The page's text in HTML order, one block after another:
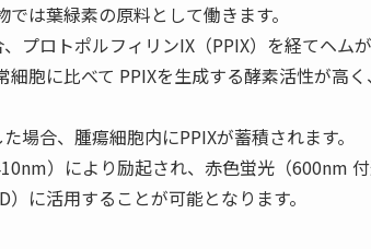
は葉緑素の原料として働きます。
プロトポルフィリンIX（PPIX）を経てヘムが
胞に比べて PPIXを生成する酵素活性が高
場合、腫瘍細胞内にPPIXが蓄積されます。
）により励起され、赤色蛍光（600nm
）に活用することが可能となります。